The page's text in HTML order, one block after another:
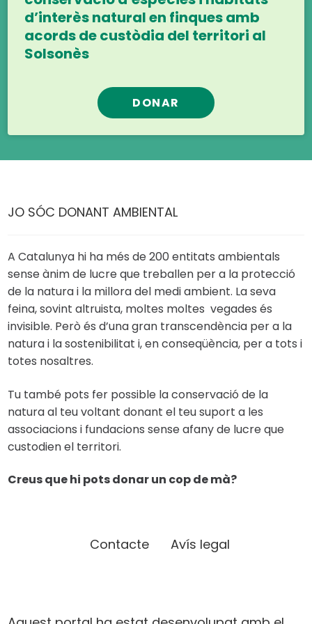
d’interès natural en finques amb
acords de custòdia del territori al
Solsonès
DONAR
JO SÓC DONANT AMBIENTAL
A Catalunya hi ha més de 200 entitats ambientals
sense ànim de lucre que treballen per a la protecció
de la natura i la millora del medi ambient. La seva
feina, sovint altruista, moltes moltes vegades és
invisible. Però és d’una gran transcendència per a la
natura i la sostenibilitat i, en conseqüència, per a tots i
totes nosaltres.
Tu també pots fer possible la conservació de la
natura al teu voltant donant el teu suport a les
associacions i fundacions sense afany de lucre que
custodien el territori.
Creus que hi pots donar un cop de mà?
Contacte Avís legal